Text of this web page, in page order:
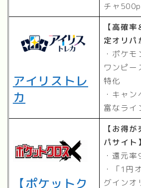
チャ
アイリストレ
カ
【高確
定オリパ
・ポケモ
ワンピー
特化
・キャ
富なライ
【ポケットク
【お得
パサイト】
・還元
・「1円
グインオ